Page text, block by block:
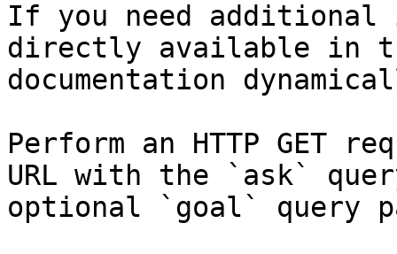
If you need
directly available in
documentation
Perform an HTTP GET
URL with the `ask`
optional `goal` query